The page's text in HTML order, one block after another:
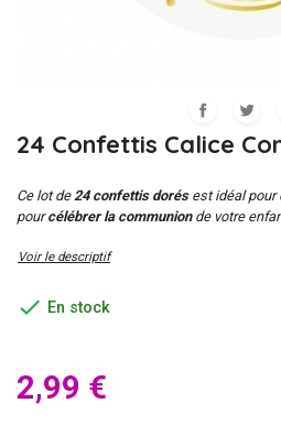
24 Confettis Calice
Ce lot de24 confettis dorésest idéal pour
pourcélébrer la communionde votre
Voir le descriptif
 En stock
2,99 €